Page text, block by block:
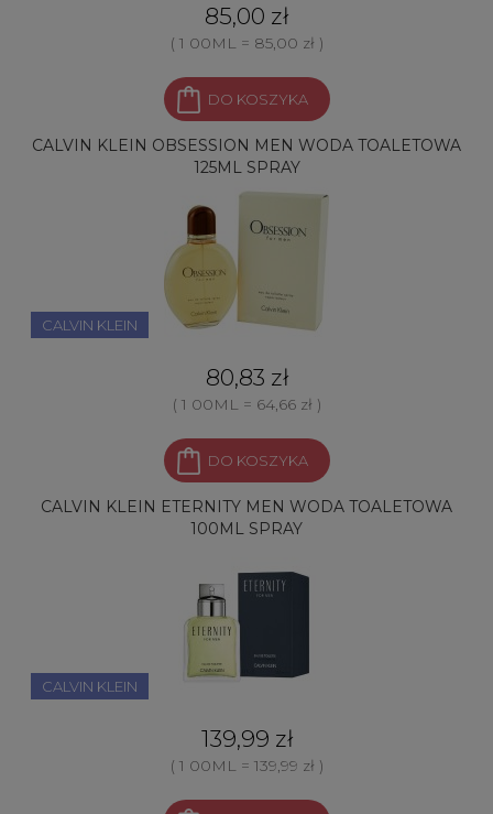
85,00 zł
( 1 00ML = 85,00 zł )
DO KOSZYKA
CALVIN KLEIN OBSESSION MEN WODA TOALETOWA
125ML SPRAY
CALVIN KLEIN
80,83 zł
( 1 00ML = 64,66 zł )
DO KOSZYKA
CALVIN KLEIN ETERNITY MEN WODA TOALETOWA
100ML SPRAY
CALVIN KLEIN
139,99 zł
( 1 00ML = 139,99 zł )